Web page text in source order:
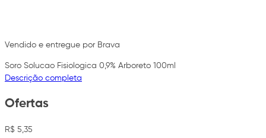
Vendido e entregue por Brava
Soro Solucao Fisiologica 0,9% Arboreto 100ml
Descrição completa
Ofertas
R$ 5,35